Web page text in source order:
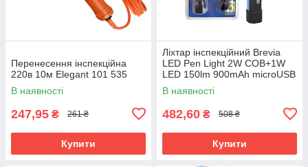
Перенесення інспекційна
220в 10м Elegant 101 535
В наявності
247,95 ₴ 261 ₴
Купити
Ліхтар інспекційний Brevia
LED Pen Light 2W COB+1W
LED 150lm 900mAh microUSB
11220
В наявності
482,60 ₴ 508 ₴
Купити